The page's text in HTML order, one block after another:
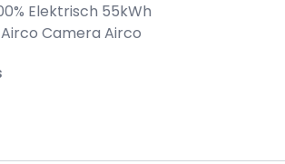
Elektrisch 55kWh
Airco Camera Airco